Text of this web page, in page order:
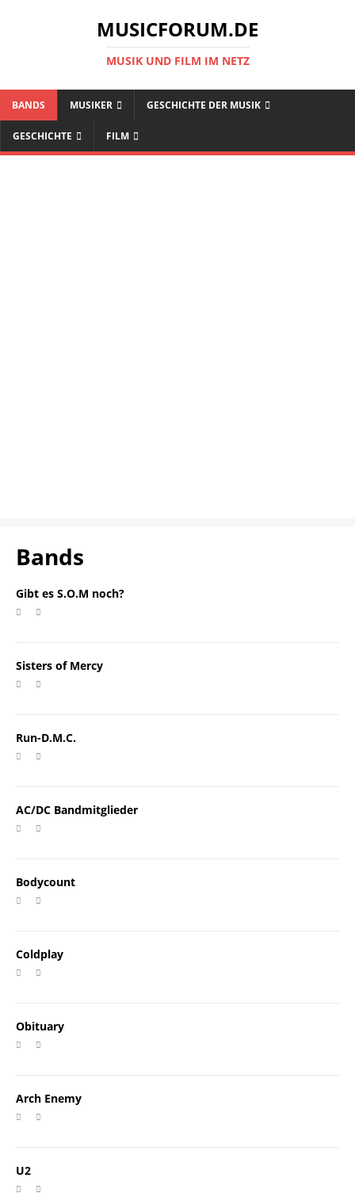
MUSICFORUM.DE
MUSIK UND FILM IM NETZ
BANDS MUSIKER GESCHICHTE DER MUSIK
GESCHICHTE FILM
Bands
Gibt es S.O.M noch?
Sisters of Mercy
Run-D.M.C.
AC/DC Bandmitglieder
Bodycount
Coldplay
Obituary
Arch Enemy
U2